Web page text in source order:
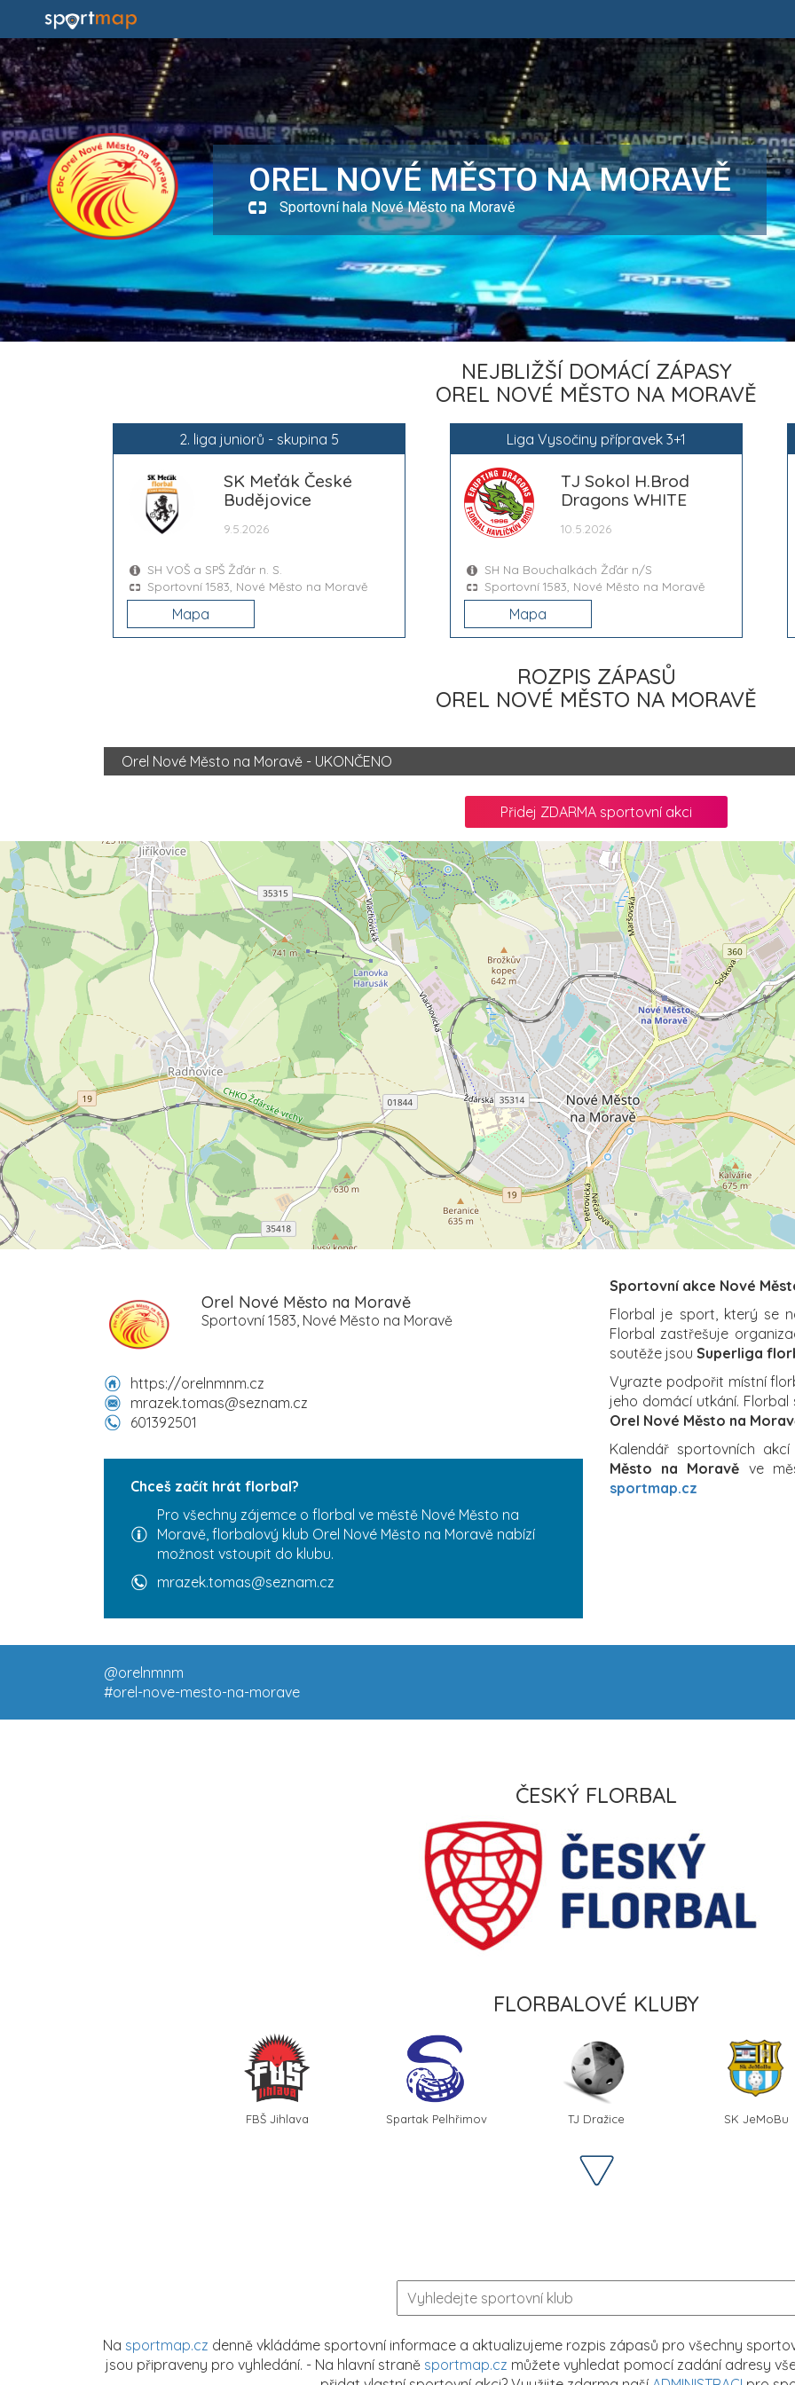
OREL NOVÉ MĚSTO NA MORAVĚ
Sportovní hala Nové Město na Moravě
NEJBLIŽŠÍ DOMÁCÍ ZÁPASY
OREL NOVÉ MĚSTO NA MORAVĚ
2. liga juniorů - skupina 5
SK Meťák České
Budějovice
9.5.2026
SH VOŠ a SPŠ Žďár n. S.
Sportovní 1583, Nové Město na Moravě
Mapa
Liga Vysočiny přípravek 3+1
TJ Sokol H.Brod
Dragons WHITE
10.5.2026
SH Na Bouchalkách Žďár n/S
Sportovní 1583, Nové Město na Moravě
Mapa
ROZPIS ZÁPASŮ
OREL NOVÉ MĚSTO NA MORAVĚ
Orel Nové Město na Moravě - UKONČENO
Přidej ZDARMA sportovní akci
Orel Nové Město na Moravě
Sportovní 1583, Nové Město na Moravě
https://orelnmnm.cz
mrazek.tomas@seznam.cz
601392501
Chceš začít hrát florbal?
Pro všechny zájemce o florbal ve městě Nové Město na
Moravě, florbalový klub Orel Nové Město na Moravě nabízí
možnost vstoupit do klubu.
mrazek.tomas@seznam.cz
Sportovní akce Nové
Florbal je sport, který se
Florbal zastřešuje
soutěže jsou Superliga
Vyrazte podpořit místní
jeho domácí utkání.
Orel Nové Město na
Kalendář sportovních
Město na Moravě ve
sportmap.cz
@orelnmnm
#orel-nove-mesto-na-morave
ČESKÝ FLORBAL
FLORBALOVÉ KLUBY
FBŠ Jihlava Spartak Pelhřimov TJ Dražice SK JeMoBu
Na sportmap.cz denně vkládáme sportovní informace a aktualizujeme rozpis zápasů pro všechny
jsou připraveny pro vyhledání. - Na hlavní straně sportmap.cz můžete vyhledat pomocí zadání adresy